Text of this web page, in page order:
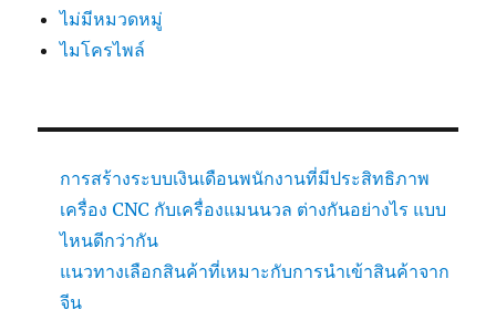
ไม่มีหมวดหมู่
ไมโครไพล์
การสร้างระบบเงินเดือนพนักงานที่มีประสิทธิภาพ
เครื่อง CNC กับเครื่องแมนนวล ต่างกันอย่างไร แบบ
ไหนดีกว่ากัน
แนวทางเลือกสินค้าที่เหมาะกับการนำเข้าสินค้าจาก
จีน